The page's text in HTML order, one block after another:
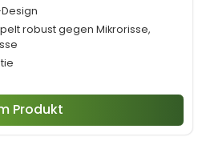
robust gegen Mikrorisse,
Produkt